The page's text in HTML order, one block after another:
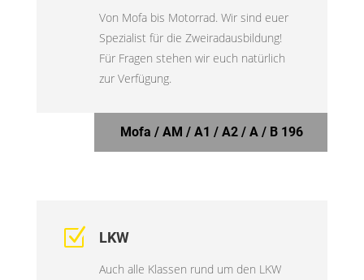
Von Mofa bis Motorrad. Wir sind euer
Spezialist für die Zweiradausbildung!
Für Fragen stehen wir euch natürlich
zur Verfügung.
Mofa / AM / A1 / A2 / A / B 196
Z LKW
Auch alle Klassen rund um den LKW